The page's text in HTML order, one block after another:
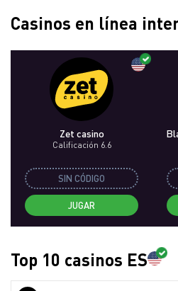
Casinos en línea
Zet casino
Calificación 6.6
SIN CÓDIGO
JUGAR
Top 10 casinos ES